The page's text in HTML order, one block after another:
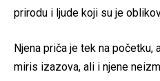
prirodu i ljude koji su je
Njena priča je tek na početku,
miris izazova, ali i njene